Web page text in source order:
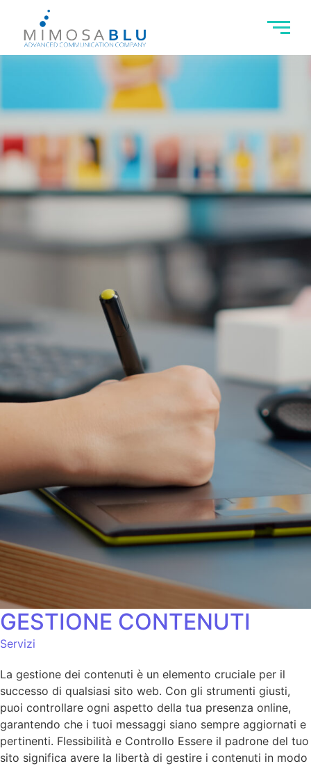
GESTIONE CONTENUTI
Servizi
La gestione dei contenuti è un elemento cruciale per il
successo di qualsiasi sito web. Con gli strumenti giusti,
puoi controllare ogni aspetto della tua presenza online,
garantendo che i tuoi messaggi siano sempre aggiornati e
pertinenti. Flessibilità e Controllo Essere il padrone del tuo
sito significa avere la libertà di gestire i contenuti in modo